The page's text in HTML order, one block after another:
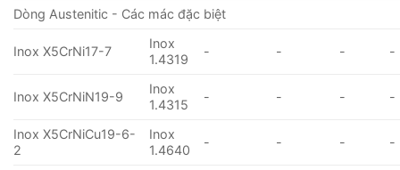
Dòng Austenitic - Các mác đặc biệt
Inox X5CrNi17-7
Inox
1.4319
- - - -
Inox X5CrNiN19-9
Inox
1.4315
- - - -
Inox X5CrNiCu19-6-
2
Inox
1.4640
- - - -